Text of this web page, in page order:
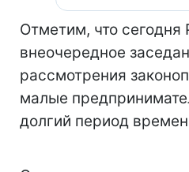
Отметим, что сегодня
внеочередное
рассмотрения
малые
долгий период